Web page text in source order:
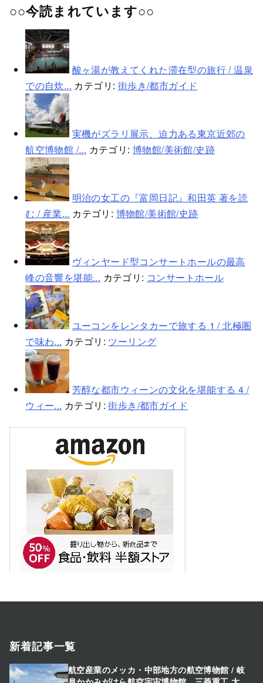
○○今読まれています○○
酸ヶ湯が教えてくれた滞在型の旅行 / 温泉
での自炊... カテゴリ: 街歩き/都市ガイド
実機がズラリ展示、迫力ある東京近郊の
航空博物館 /... カテゴリ: 博物館/美術館/史跡
明治の女工の『富岡日記』和田英 著を読
む / 産業... カテゴリ: 博物館/美術館/史跡
ヴィンヤード型コンサートホールの最高
峰の音響を堪能... カテゴリ: コンサートホール
ユーコンをレンタカーで旅する 1 / 北極圏
で味わ... カテゴリ: ツーリング
芳醇な都市ウィーンの文化を堪能する 4 /
ウィー... カテゴリ:街歩き/都市ガイド
新着記事一覧
航空産業のメッカ・中部地方の航空博物館 / 岐